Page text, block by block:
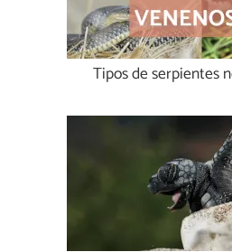
Tipos de serpientes